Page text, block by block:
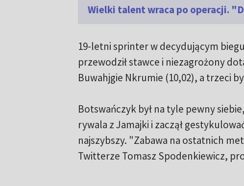
Wielki talent wraca po operacji.
19-letni sprinter w decydującym
przewodził stawce i niezagrożony
Buwahjgie Nkrumie (10,02), a trzeci
Botswańczyk był na tyle pewny
rywala z Jamajki i zaczął
najszybszy. "Zabawa na ostatnich
Twitterze Tomasz Spodenkiewicz,